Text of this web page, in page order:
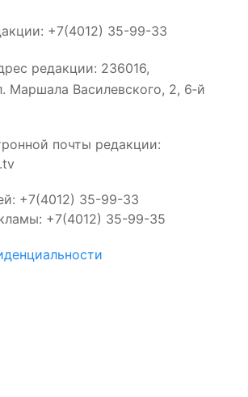
+7(4012) 35-99-33
редакции: 236016,
Маршала Василевского, 2, 6‑й
почты редакции:
+7(4012) 35-99-33
+7(4012) 35-99-35